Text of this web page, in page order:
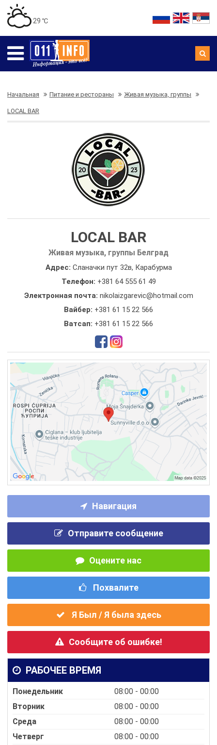
29 ℃
Начальная Питание и рестораны Живая музыка, группы
LOCAL BAR
LOCAL BAR
Живая музыка, группы Белград
Адрес: Сланачки пут 32в, Карабурма
Телефон: +381 64 555 61 49
Электронная почта: nikolaizgarevic@hotmail.com
Вайбер: +381 61 15 22 566
Ватсап: +381 61 15 22 566
Навигация
Отправите сообщение
Оцените нас
Похвалите
Я Был / Я была здесь
Сообщите об ошибке!
РАБОЧЕЕ ВРЕМЯ
Понедельник
08:00 - 00:00
Вторник
08:00 - 00:00
Среда
08:00 - 00:00
Четверг
08:00 - 00:00